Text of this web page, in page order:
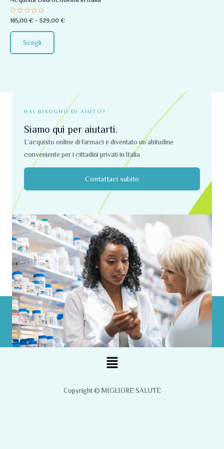
Valutato
0
su
5
165,00 € - 329,00 €
Scegli
scelte
nella
HAI BISOGNO DI AIUTO?
Siamo qui per aiutarti.
L’acquisto online di farmaci è diventato un’abitudine
conveniente per i cittadini privati ​​in Italia
Contattaci subito
Menu
Copyright © MIGLIORE SALUTE